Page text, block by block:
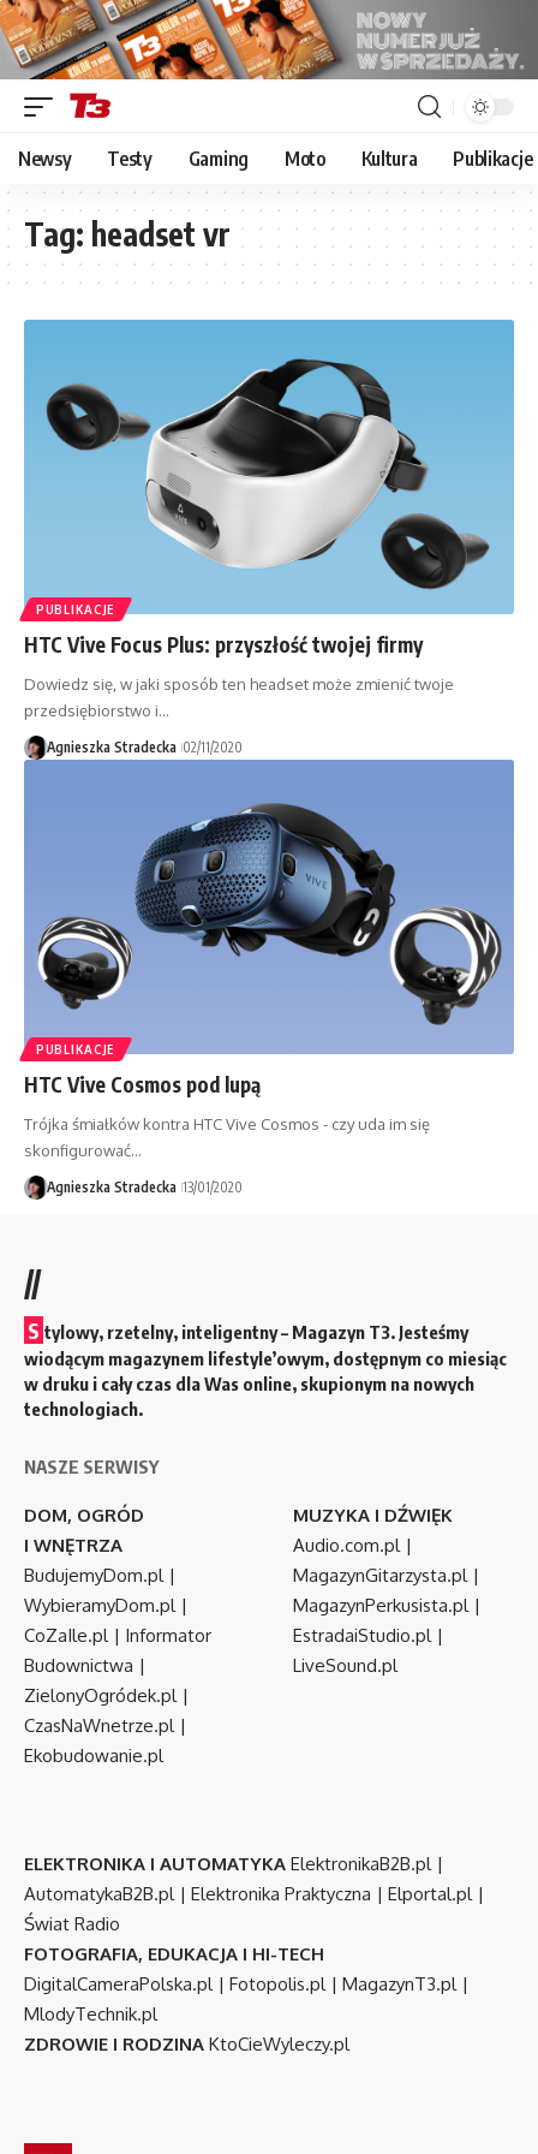
Newsy Testy Gaming Moto Kultura Publikacje
Tag: headset vr
PUBLIKACJE
HTC Vive Focus Plus: przyszłość twojej firmy
Dowiedz się, w jaki sposób ten headset może zmienić twoje
przedsiębiorstwo i…
Agnieszka Stradecka 02/11/2020
PUBLIKACJE
HTC Vive Cosmos pod lupą
Trójka śmiałków kontra HTC Vive Cosmos - czy uda im się
skonfigurować…
Agnieszka Stradecka 13/01/2020
//
S tylowy, rzetelny, inteligentny – Magazyn T3. Jesteśmy
wiodącym magazynem lifestyle’owym, dostępnym co miesiąc
w druku i cały czas dla Was online, skupionym na nowych
technologiach.
NASZE SERWISY
DOM, OGRÓD
I WNĘTRZA
BudujemyDom.pl |
WybieramyDom.pl |
CoZaIle.pl | Informator
Budownictwa |
ZielonyOgródek.pl |
CzasNaWnetrze.pl |
Ekobudowanie.pl
MUZYKA I DŹWIĘK
Audio.com.pl |
MagazynGitarzysta.pl |
MagazynPerkusista.pl |
EstradaiStudio.pl |
LiveSound.pl
ELEKTRONIKA I AUTOMATYKA ElektronikaB2B.pl |
AutomatykaB2B.pl | Elektronika Praktyczna | Elportal.pl |
Świat Radio
FOTOGRAFIA, EDUKACJA I HI-TECH
DigitalCameraPolska.pl | Fotopolis.pl | MagazynT3.pl |
MlodyTechnik.pl
ZDROWIE I RODZINA KtoCieWyleczy.pl